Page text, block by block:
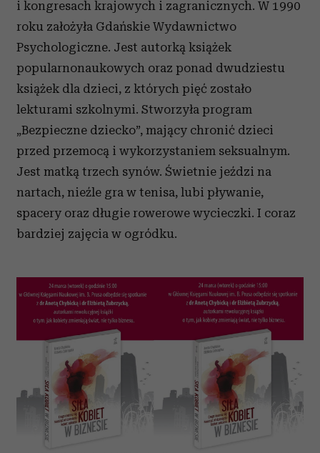
analizować ruch w naszej witrynie. Informacje o tym, jak
korzystasz z naszej witryny, udostępniamy partnerom
społecznościowym, reklamowym i analitycznym.
Partnerzy mogą połączyć te informacje z innymi danymi
otrzymanymi od Ciebie lub uzyskanymi podczas
korzystania z ich usług.
i kongresach krajowych i zagranicznych. W 1990
roku założyła Gdańskie Wydawnictwo
Psychologiczne. Jest autorką książek
popularnonaukowych oraz ponad dwudziestu
książek dla dzieci, z których pięć zostało
lekturami szkolnymi. Stworzyła program
„Bezpieczne dziecko”, mający chronić dzieci
przed przemocą i wykorzystaniem seksualnym.
Jest matką trzech synów. Świetnie jeździ na
nartach, nieźle gra w tenisa, lubi pływanie,
spacery oraz długie rowerowe wycieczki. I coraz
bardziej zajęcia w ogródku.